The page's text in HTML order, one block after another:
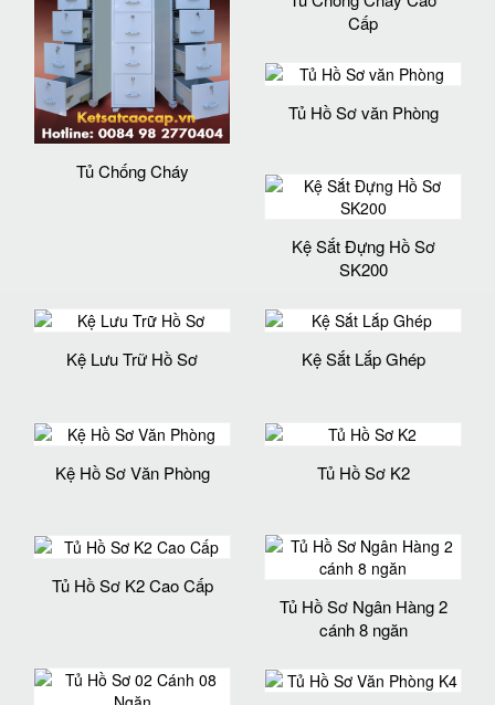
Tủ Chống Cháy
Cấp
Tủ Hồ Sơ văn Phòng
Kệ Sắt Đựng Hồ Sơ
SK200
Kệ Lưu Trữ Hồ Sơ Kệ Sắt Lắp Ghép
Kệ Hồ Sơ Văn Phòng Tủ Hồ Sơ K2
Tủ Hồ Sơ K2 Cao Cấp
Tủ Hồ Sơ Ngân Hàng 2
cánh 8 ngăn